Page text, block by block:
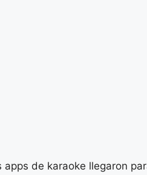
de karaoke llegaron